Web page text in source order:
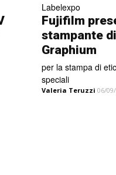
Labelexpo
Fujifilm
stampante
Graphium
per la stampa di
speciali
Valeria Teruzzi 06/